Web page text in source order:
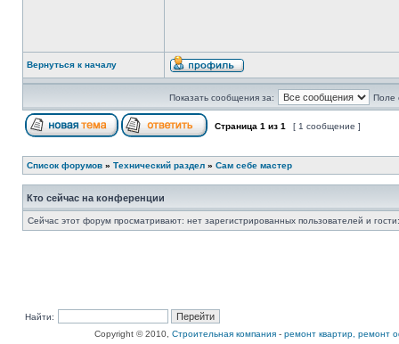
Вернуться к началу
Показать сообщения за: Поле
Страница 1 из 1 [ 1 сообщение ]
Список форумов » Технический раздел » Сам себе мастер
Кто сейчас на конференции
Сейчас этот форум просматривают: нет зарегистрированных пользователей и
Найти:
Copyright © 2010, Строительная компания - ремонт квартир, ремонт